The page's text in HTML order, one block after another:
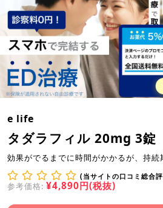
e life
タダラフィル 20mg 3錠
効果がでるまでに時間がかかるが、持続
(当サイトの口コミ総合
参考価格: ¥4,890円(税抜)